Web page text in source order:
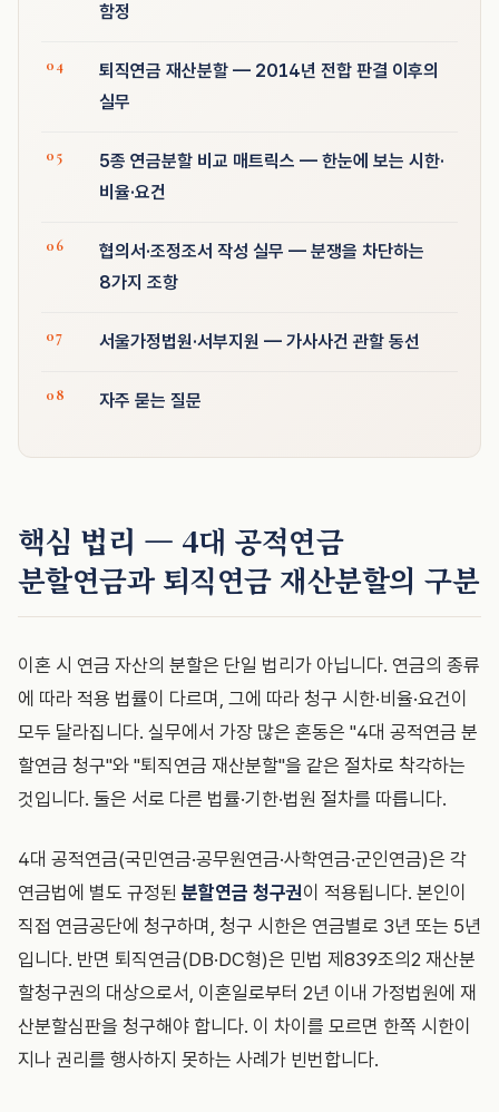
함정
퇴직연금 재산분할 — 2014년 전합 판결 이후의
실무
5종 연금분할 비교 매트릭스 — 한눈에 보는 시한·
비율·요건
협의서·조정조서 작성 실무 — 분쟁을 차단하는
8가지 조항
서울가정법원·서부지원 — 가사사건 관할 동선
자주 묻는 질문
핵심 법리 — 4대 공적연금
분할연금과 퇴직연금 재산분할의 구분
이혼 시 연금 자산의 분할은 단일 법리가 아닙니다. 연금의 종류
에 따라 적용 법률이 다르며, 그에 따라 청구 시한·비율·요건이
모두 달라집니다. 실무에서 가장 많은 혼동은 "4대 공적연금 분
할연금 청구"와 "퇴직연금 재산분할"을 같은 절차로 착각하는
것입니다. 둘은 서로 다른 법률·기한·법원 절차를 따릅니다.
4대 공적연금(국민연금·공무원연금·사학연금·군인연금)은 각
연금법에 별도 규정된 분할연금 청구권이 적용됩니다. 본인이
직접 연금공단에 청구하며, 청구 시한은 연금별로 3년 또는 5년
입니다. 반면 퇴직연금(DB·DC형)은 민법 제839조의2 재산분
할청구권의 대상으로서, 이혼일로부터 2년 이내 가정법원에 재
산분할심판을 청구해야 합니다. 이 차이를 모르면 한쪽 시한이
지나 권리를 행사하지 못하는 사례가 빈번합니다.